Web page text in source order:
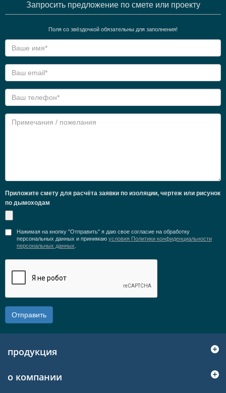
Запросить предложение по смете или проекту
Поля со звёздочкой обязательны для заполнения!
Приложите смету для расчёта заявки по изоляции, чертеж или рисунок
по дымоходам
Нажимая на кнопку "Отправить" я даю свое согласие на обработку
персональных данных и принимаю условия Политики конфиденциальности
персональных данных
Отправить
продукция
о компании